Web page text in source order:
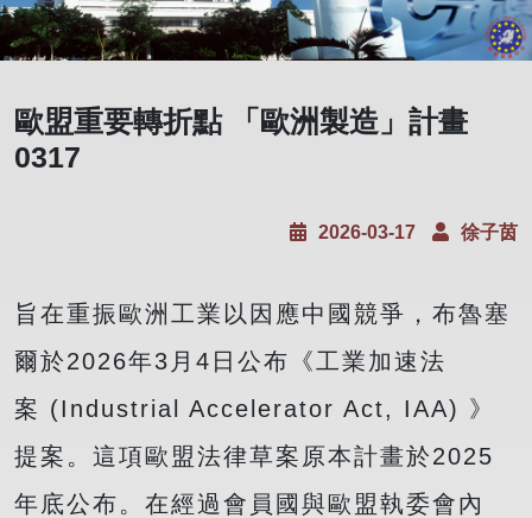
歐盟重要轉折點 「歐洲製造」計畫
0317
2026-03-17 徐子茵
旨在重振歐洲工業以因應中國競爭，布魯塞
爾於2026年3月4日公布《工業加速法
案 (Industrial Accelerator Act, IAA) 》
提案。這項歐盟法律草案原本計畫於2025
年底公布。在經過會員國與歐盟執委會內